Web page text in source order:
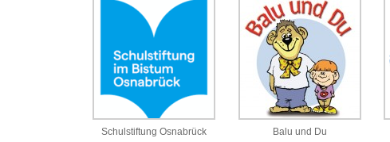
Schulstiftung Osnabrück Balu und Du